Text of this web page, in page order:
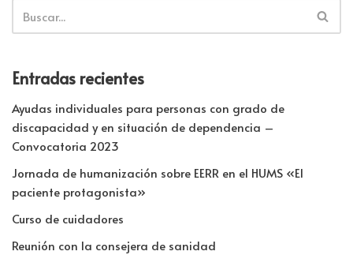
Entradas recientes
Ayudas individuales para personas con grado de
discapacidad y en situación de dependencia –
Convocatoria 2023
Jornada de humanización sobre EERR en el HUMS «El
paciente protagonista»
Curso de cuidadores
Reunión con la consejera de sanidad